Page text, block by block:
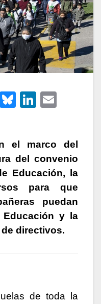
M Bl
s
k
y
Li
e
dI
n
el marco del
del convenio
Educación, la
para que
puedan
y la
directivos.
de toda la